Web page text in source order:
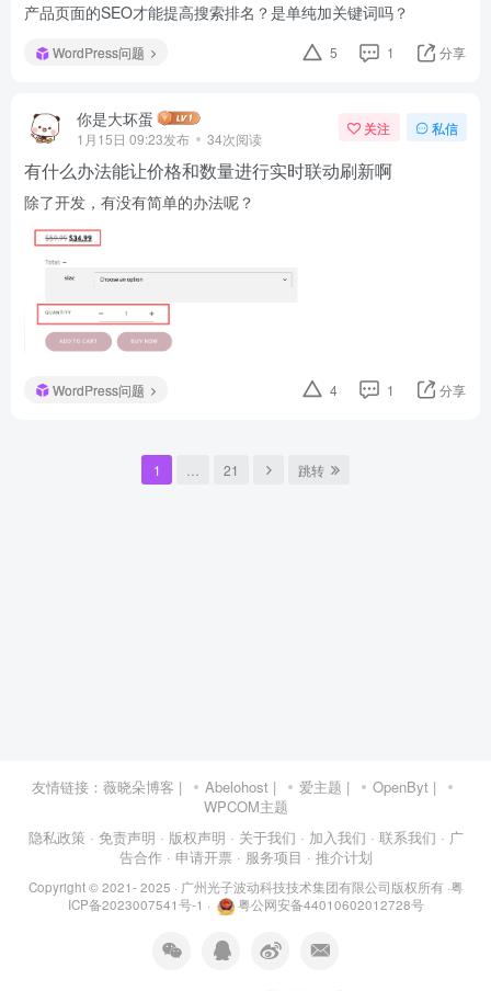
产品页面的SEO才能提高搜索排名？是单纯加关键词吗？
WordPress问题 5 1 分享
你是大坏蛋
1月15日 09:23发布 34次阅读
关注 私信
有什么办法能让价格和数量进行实时联动刷新啊
除了开发，有没有简单的办法呢？
WordPress问题 4 1 分享
1 21 跳转
友情链接： 薇晓朵博客 | Abelohost | 爱主题 | OpenByt |
WPCOM主题
隐私政策 · 免责声明 · 版权声明 · 关于我们 · 加入我们 · 联系我们 · 广
告合作 · 申请开票 · 服务项目 · 推介计划
Copyright © 2021- 2025 · 广州光子波动科技技术集团有限公司版权所有·粤
ICP备2023007541号-1 · 粤公网安备44010602012728号